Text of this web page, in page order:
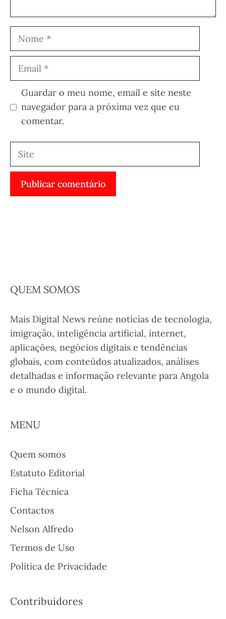
Nome
Email
Guardar o meu nome, email e site neste
navegador para a próxima vez que eu
comentar.
Site
QUEM SOMOS
Mais Digital News reúne notícias de tecnologia,
imigração, inteligência artificial, internet,
aplicações, negócios digitais e tendências
globais, com conteúdos atualizados, análises
detalhadas e informação relevante para Angola
e o mundo digital.
MENU
Quem somos
Estatuto Editorial
Ficha Técnica
Contactos
Nelson Alfredo
Termos de Uso
Política de Privacidade
Contribuidores